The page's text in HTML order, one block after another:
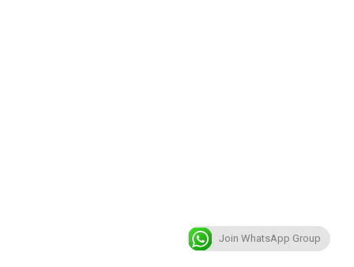
Join WhatsApp Group